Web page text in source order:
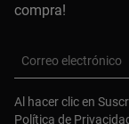
compra!
Correo electrónico
Al hacer clic en
Política de